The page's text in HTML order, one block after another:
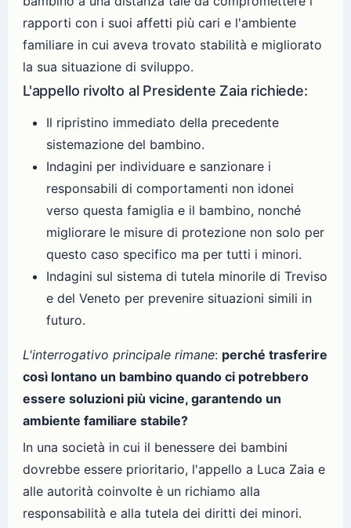
rapporti con i suoi affetti più cari e l'ambiente
familiare in cui aveva trovato stabilità e migliorato
la sua situazione di sviluppo.
L'appello rivolto al Presidente Zaia richiede:
Il ripristino immediato della precedente
sistemazione del bambino.
Indagini per individuare e sanzionare i
responsabili di comportamenti non idonei
verso questa famiglia e il bambino, nonché
migliorare le misure di protezione non solo per
questo caso specifico ma per tutti i minori.
Indagini sul sistema di tutela minorile di Treviso
e del Veneto per prevenire situazioni simili in
futuro.
L'interrogativo principale rimane: perché trasferire
così lontano un bambino quando ci potrebbero
essere soluzioni più vicine, garantendo un
ambiente familiare stabile?
In una società in cui il benessere dei bambini
dovrebbe essere prioritario, l'appello a Luca Zaia e
alle autorità coinvolte è un richiamo alla
responsabilità e alla tutela dei diritti dei minori.